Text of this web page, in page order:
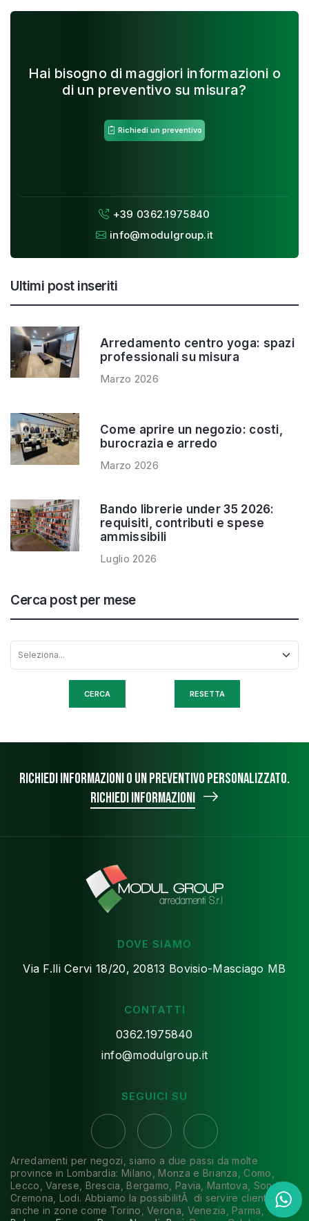
Hai bisogno di maggiori informazioni o
di un preventivo su misura?
Richiedi un preventivo
+39 0362.1975840
info@modulgroup.it
Ultimi post inseriti
Arredamento centro yoga: spazi
professionali su misura
Marzo 2026
Come aprire un negozio: costi,
burocrazia e arredo
Marzo 2026
Bando librerie under 35 2026:
requisiti, contributi e spese
ammissibili
Luglio 2026
Cerca post per mese
RESETTA
Richiedi informazioni o un preventivo personalizzato.
Richiedi informazioni
DOVE SIAMO
Via F.lli Cervi 18/20, 20813 Bovisio-Masciago MB
CONTATTI
0362.1975840
info@modulgroup.it
SEGUICI SU
Arredamenti per negozi, siamo a due passi da molte
province in Lombardia: Milano, Monza e Brianza, Como,
Lecco, Varese, Brescia, Bergamo, Pavia, Mantova, Sondrio,
Cremona, Lodi. Abbiamo la possibilitÃ di servire clienti
anche in zone come Torino, Verona, Venezia, Parma,